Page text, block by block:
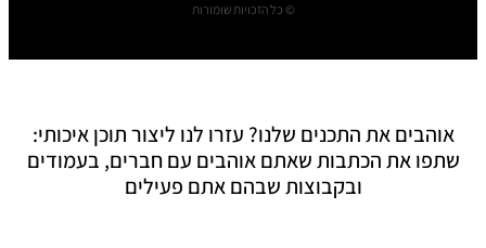
© כל הזכויות שומורות
אוהבים את התכנים שלנו? עזרו לנו ליצור תוכן איכותי:
שתפו את הכתבות שאתם אוהבים עם חברים, בעמודים
ובקבוצות שבהם אתם פעילים